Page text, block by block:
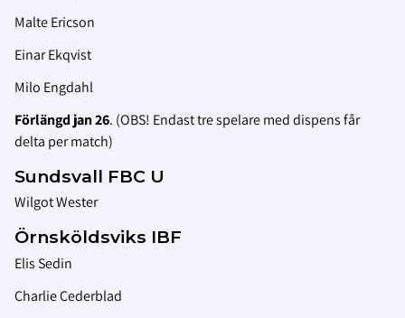
Malte Ericson
Einar Ekqvist
Milo Engdahl
Förlängd jan 26. (OBS! Endast tre spelare med dispens får
delta per match)
Sundsvall FBC U
Wilgot Wester
Örnsköldsviks IBF
Elis Sedin
Charlie Cederblad